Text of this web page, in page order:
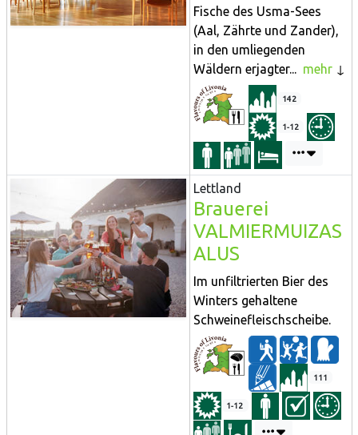
Fische des Usma-Sees
(Aal, Zährte und Zander),
in den umliegenden
Wäldern erjagter... mehr
142
1-12
Lettland
Brauerei
VALMIERMUIZAS
ALUS
Im unfiltrierten Bier des
Winters gehaltene
Schweinefleischscheibe.
111
1-12